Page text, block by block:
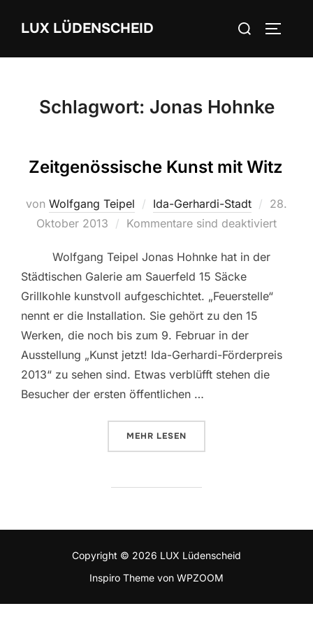
InhaltLUX LÜDENSCHEID
Suchen
Schlagwort: Jonas Hohnke
Zeitgenössische Kunst mit Witz
von Wolfgang Teipel Ida-Gerhardi-Stadt
am
28.
Oktober 2013
Kommentare sind deaktiviert
Wolfgang Teipel Jonas Hohnke hat in der
Städtischen Galerie am Sauerfeld 15 Säcke
Grillkohle kunstvoll aufgeschichtet. „Feuerstelle“
nennt er die Installation. Sie gehört zu den 15
Werken, die noch bis zum 9. Februar in der
Ausstellung „Kunst jetzt! Ida-Gerhardi-Förderpreis
2013“ zu sehen sind. Etwas verblüfft stehen die
Besucher der ersten öffentlichen …
MEHR ÜBER „ZEITGENÖSSISCHE
LESEN
Copyright © 2026 LUX Lüdenscheid
Inspiro Theme von WPZOOM